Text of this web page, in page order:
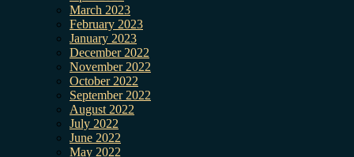
March 2023
February 2023
January 2023
December 2022
November 2022
October 2022
September 2022
August 2022
July 2022
June 2022
May 2022